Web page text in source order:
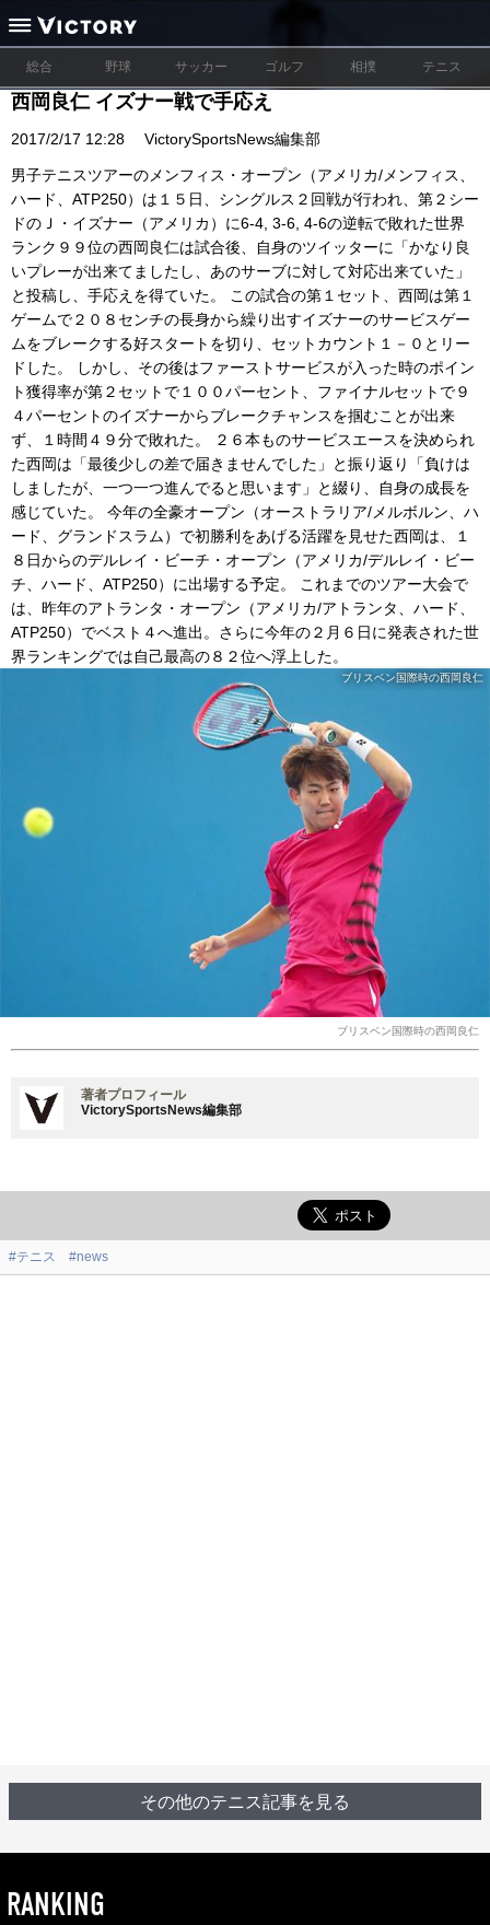
総合 野球 サッカー ゴルフ 相撲 テニス
西岡良仁 イズナー戦で手応え
2017/2/17 12:28 VictorySportsNews編集部
男子テニスツアーのメンフィス・オープン（アメリカ/メンフィス、
ハード、ATP250）は１５日、シングルス２回戦が行われ、第２シー
ドのＪ・イズナー（アメリカ）に6-4, 3-6, 4-6の逆転で敗れた世界
ランク９９位の西岡良仁は試合後、自身のツイッターに「かなり良
いプレーが出来てましたし、あのサーブに対して対応出来ていた」
と投稿し、手応えを得ていた。 この試合の第１セット、西岡は第１
ゲームで２０８センチの長身から繰り出すイズナーのサービスゲー
ムをブレークする好スタートを切り、セットカウント１－０とリー
ドした。 しかし、その後はファーストサービスが入った時のポイン
ト獲得率が第２セットで１００パーセント、ファイナルセットで９
４パーセントのイズナーからブレークチャンスを掴むことが出来
ず、１時間４９分で敗れた。 ２６本ものサービスエースを決められ
た西岡は「最後少しの差で届きませんでした」と振り返り「負けは
しましたが、一つ一つ進んでると思います」と綴り、自身の成長を
感じていた。 今年の全豪オープン（オーストラリア/メルボルン、ハ
ード、グランドスラム）で初勝利をあげる活躍を見せた西岡は、１
８日からのデルレイ・ビーチ・オープン（アメリカ/デルレイ・ビー
チ、ハード、ATP250）に出場する予定。 これまでのツアー大会で
は、昨年のアトランタ・オープン（アメリカ/アトランタ、ハード、
ATP250）でベスト４へ進出。さらに今年の２月６日に発表された世
界ランキングでは自己最高の８２位へ浮上した。
ブリスベン国際時の西岡良仁
ブリスベン国際時の西岡良仁
著者プロフィール
VictorySportsNews編集部
#テニス #news
その他のテニス記事を見る
RANKING